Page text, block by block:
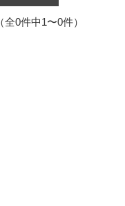
全0件中1〜0件）